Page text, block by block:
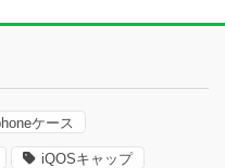
ケース
iQOSキャップ